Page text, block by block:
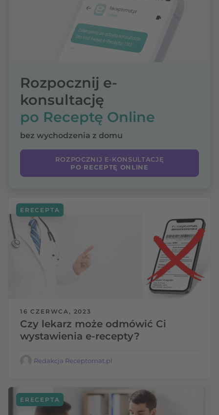
Rozpocznij e-
konsultację
po Receptę Online
bez wychodzenia z domu
ROZPOCZNIJ E-KONSULTACJĘ
PO RECEPTĘ ONLINE
16 CZERWCA, 2023
Czy lekarz może odmówić Ci
wystawienia e-recepty?
ERECEPTA
Redakcja Receptomat.pl
ERECEPTA